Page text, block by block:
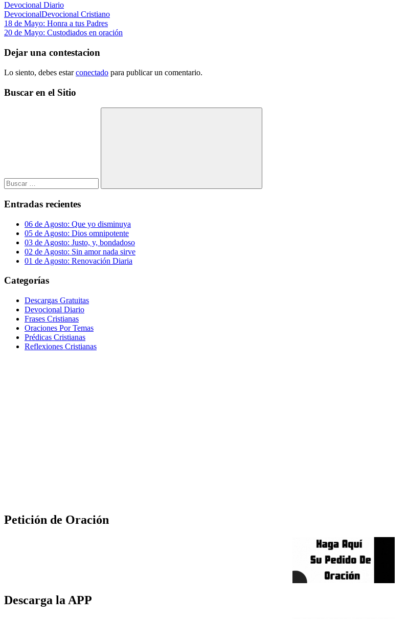
Devocional Diario
DevocionalDevocional Cristiano
Navegación
de
entradas
Entrada
anterior:
18 de Mayo: Honra a tus Padres
Siguiente
20 de Mayo: Custodiados en oración
Dejar una contestacion
Lo siento, debes estarconectado para publicar un comentario.
Buscar en el Sitio
Buscar
Entradas recientes
06 de Agosto: Que yo disminuya
05 de Agosto: Dios omnipotente
03 de Agosto: Justo, y, bondadoso
02 de Agosto: Sin amor nada sirve
01 de Agosto: Renovación Diaria
Categorías
Descargas Gratuitas
Devocional Diario
Frases Cristianas
Oraciones Por Temas
Prédicas Cristianas
Reflexiones Cristianas
Petición de Oración
Descarga la APP